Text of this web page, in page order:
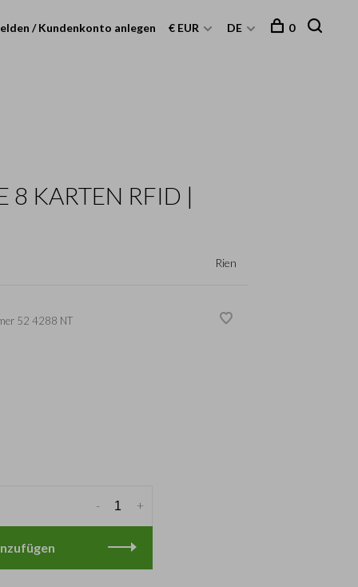
/ Kundenkonto anlegen € EUR DE 0
8 KARTEN RFID |
Rien
52 4288 NT
+
-